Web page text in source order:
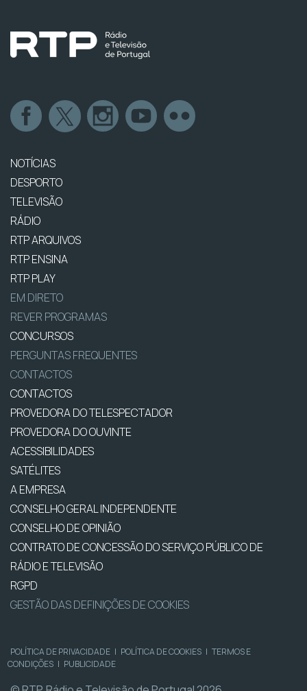
NOTÍCIAS
DESPORTO
TELEVISÃO
RÁDIO
RTP ARQUIVOS
RTP ENSINA
RTP PLAY
EM DIRETO
REVER PROGRAMAS
CONCURSOS
PERGUNTAS FREQUENTES
CONTACTOS
CONTACTOS
PROVEDORA DO TELESPECTADOR
PROVEDORA DO OUVINTE
ACESSIBILIDADES
SATÉLITES
A EMPRESA
CONSELHO GERAL INDEPENDENTE
CONSELHO DE OPINIÃO
CONTRATO DE CONCESSÃO DO SERVIÇO PÚBLICO DE
RÁDIO E TELEVISÃO
RGPD
GESTÃO DAS DEFINIÇÕES DE COOKIES
POLÍTICA DE PRIVACIDADE | POLÍTICA DE COOKIES | TERMOS E
CONDIÇÕES | PUBLICIDADE